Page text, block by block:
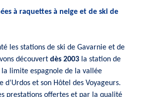
à raquettes à neige et de ski de
les stations de ski de Gavarnie et de
découvert dès 2003 la station de
la limite espagnole de la vallée
d’Urdos et son Hôtel des Voyageurs.
prestations offertes et par la qualité